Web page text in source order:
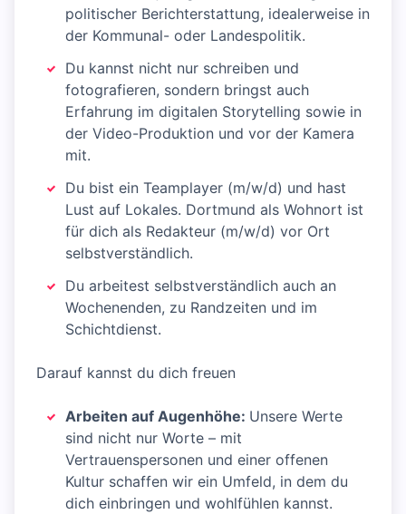
politischer Berichterstattung, idealerweise in
der Kommunal- oder Landespolitik.
Du kannst nicht nur schreiben und
fotografieren, sondern bringst auch
Erfahrung im digitalen Storytelling sowie in
der Video-Produktion und vor der Kamera
mit.
Du bist ein Teamplayer (m/w/d) und hast
Lust auf Lokales. Dortmund als Wohnort ist
für dich als Redakteur (m/w/d) vor Ort
selbstverständlich.
Du arbeitest selbstverständlich auch an
Wochenenden, zu Randzeiten und im
Schichtdienst.
Darauf kannst du dich freuen
Arbeiten auf Augenhöhe: Unsere Werte
sind nicht nur Worte – mit
Vertrauenspersonen und einer offenen
Kultur schaffen wir ein Umfeld, in dem du
dich einbringen und wohlfühlen kannst.